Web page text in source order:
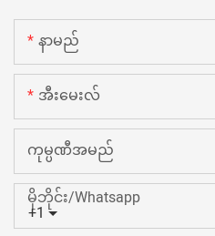
နာမည်
အီးမေးလ်
ကုမ္ပဏီအမည်
+1
မိုဘိုင်း/Whatsapp